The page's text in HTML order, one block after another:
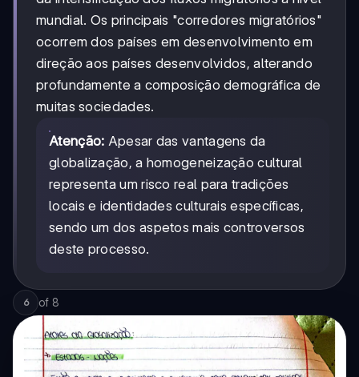
mundial. Os principais "corredores migratórios"
ocorrem dos países em desenvolvimento em
direção aos países desenvolvidos, alterando
profundamente a composição demográfica de
muitas sociedades.
Atenção: Apesar das vantagens da
globalização, a homogeneização cultural
representa um risco real para tradições
locais e identidades culturais específicas,
sendo um dos aspetos mais controversos
deste processo.
6 of 8